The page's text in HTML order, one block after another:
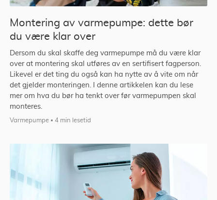
Montering av varmepumpe: dette bør
du være klar over
Dersom du skal skaffe deg varmepumpe må du være klar
over at montering skal utføres av en sertifisert fagperson.
Likevel er det ting du også kan ha nytte av å vite om når
det gjelder monteringen. I denne artikkelen kan du lese
mer om hva du bør ha tenkt over før varmepumpen skal
monteres.
Varmepumpe 4 min lesetid